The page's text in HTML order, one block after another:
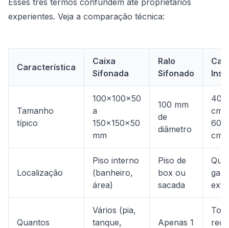
Esses três termos confundem até proprietários
experientes. Veja a comparação técnica:
Característica
Caixa
Sifonada
Ralo
Sifonado
Tamanho
típico
100x100x50
a
150x150x50
mm
100 mm
de
diâmetro
cm
cm
Localização
Piso interno
(banheiro,
área)
Piso de
box ou
sacada
Quantos
Vários (pia,
tanque,
Apenas 1